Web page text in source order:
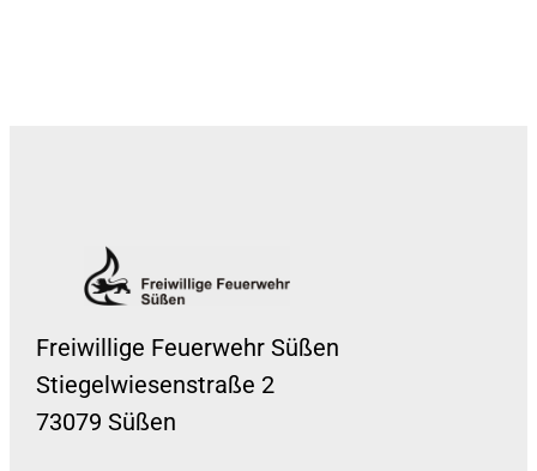
Freiwillige Feuerwehr Süßen
Stiegelwiesenstraße 2
73079 Süßen